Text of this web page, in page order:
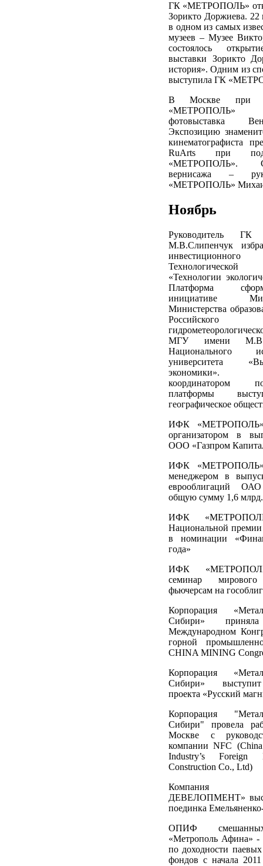
ГК «МЕТРОПОЛЬ»
Зорикто Доржиева. 22
в одном из самых
музеев – Музее
состоялось
выставки Зорикто
история». Одним из
выступила ГК
В Москве при
«МЕТРОПОЛЬ»
фотовыставка
Экспозицию
кинематографиста
RuArts при
«МЕТРОПОЛЬ».
вернисажа –
«МЕТРОПОЛЬ»
Ноябрь
Руководитель
М.В.Слипенчук
«Технологии
Платформа
инициативе
Министерства
Российского
МГУ имени
Национального
университета
экономики».
координатором
платформы
географическое
ИФК «МЕТРОПОЛЬ»
организатором в
ООО «Газпром
ИФК «МЕТРОПОЛЬ»
менеджером в
еврооблигаций
общую сумму 1,6 млрд.
ИФК
Национальной
в номинации
года»
ИФК
семинар
фьючерсам на
Корпорация
Сибири»
Международном
горной
CHINA MINING
Корпорация
Сибири»
проекта «Русский
Корпорация
Сибири" провела
Москве с
компании NFC
Industry’s Foreign
Construction Co., Ltd)
Компания
ДЕВЕЛОПМЕНТ»
поединка
ОПИФ
«Метрополь Афина» -
по доходности
фондов с начала